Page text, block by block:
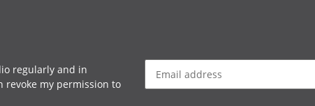
regularly and in
revoke my permission to